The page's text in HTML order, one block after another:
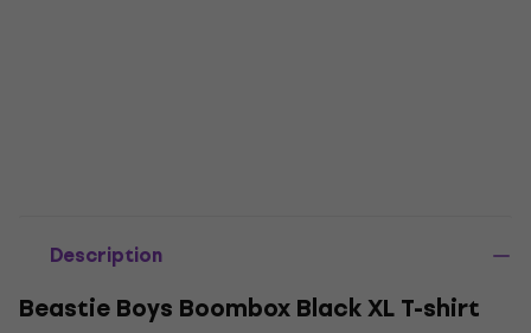
Description
Beastie Boys Boombox Black XL T-shirt